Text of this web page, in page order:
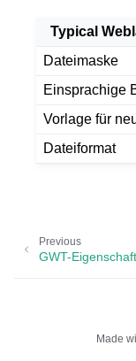
navigation of
Typical
Dateimaske
Einsprachige
Vorlage für
Dateiformat
Previous
GWT-
Made